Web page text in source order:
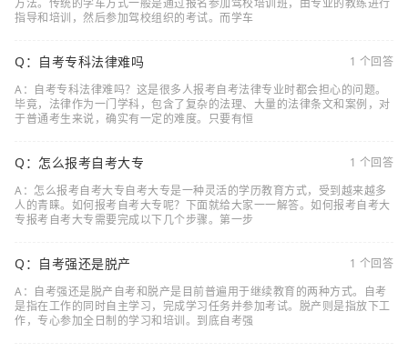
方法。传统的学车方式一般是通过报名参加驾校培训班，由专业的教练进行
指导和培训，然后参加驾校组织的考试。而学车
Q：自考专科法律难吗
1 个回答
A：自考专科法律难吗？这是很多人报考自考法律专业时都会担心的问题。
毕竟，法律作为一门学科，包含了复杂的法理、大量的法律条文和案例，对
于普通考生来说，确实有一定的难度。只要有恒
Q：怎么报考自考大专
1 个回答
A：怎么报考自考大专自考大专是一种灵活的学历教育方式，受到越来越多
人的青睐。如何报考自考大专呢？下面就给大家一一解答。如何报考自考大
专报考自考大专需要完成以下几个步骤。第一步
Q：自考强还是脱产
1 个回答
A：自考强还是脱产自考和脱产是目前普遍用于继续教育的两种方式。自考
是指在工作的同时自主学习，完成学习任务并参加考试。脱产则是指放下工
作，专心参加全日制的学习和培训。到底自考强